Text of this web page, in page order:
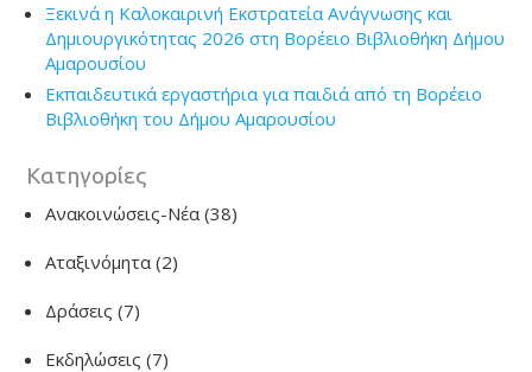
Ξεκινά η Καλοκαιρινή Εκστρατεία Ανάγνωσης και
Δημιουργικότητας 2026 στη Βορέειο Βιβλιοθήκη Δήμου
Αμαρουσίου
Εκπαιδευτικά εργαστήρια για παιδιά από τη Βορέειο
Βιβλιοθήκη του Δήμου Αμαρουσίου
Kατηγορίες
Ανακοινώσεις-Νέα (38)
Αταξινόμητα (2)
Δράσεις (7)
Εκδηλώσεις (7)